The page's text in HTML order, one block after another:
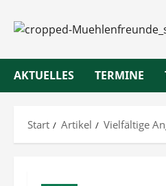
Inhalt
AKTUELLES TERMINE
Start Artikel Vielfältige